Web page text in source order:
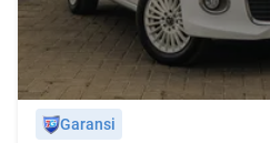
Garansi